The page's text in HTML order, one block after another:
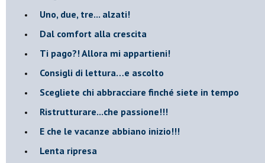
Uno, due, tre... alzati!​
​Dal comfort alla crescita
​Ti pago?! Allora mi appartieni!​
​Consigli di lettura…e ascolto
​Scegliete chi abbracciare finché siete in tempo
​Ristrutturare...che passione!!!
​E che le vacanze abbiano inizio!!!
​Lenta ripresa